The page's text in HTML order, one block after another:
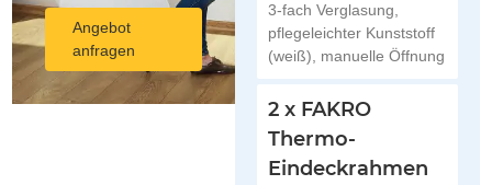
Angebot
anfragen
3-fach Verglasung,
pflegeleichter Kunststoff
(weiß), manuelle Öffnung
2 x FAKRO
Thermo-
Eindeckrahmen